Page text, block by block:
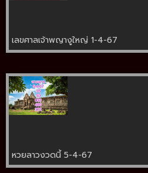
เลขศาลเจ้าพญางูใหญ่ 1-4-67
หวยลาวงวดนี้ 5-4-67